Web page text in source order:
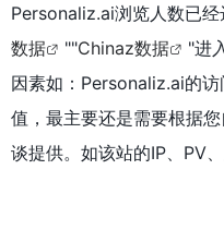
Personaliz.ai浏览人数已经
数据
""Chinaz数据
"进
因素如：Personaliz.ai的
值，最主要还是需要根据
谈提供。如该站的IP、PV